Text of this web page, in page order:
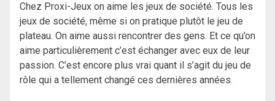
Chez Proxi-Jeux on aime les jeux de société. Tous les
jeux de société, même si on pratique plutôt le jeu de
plateau. On aime aussi rencontrer des gens. Et ce qu’on
aime particulièrement c’est échanger avec eux de leur
passion. C’est encore plus vrai quant il s’agit du jeu de
rôle qui a tellement changé ces dernières années.